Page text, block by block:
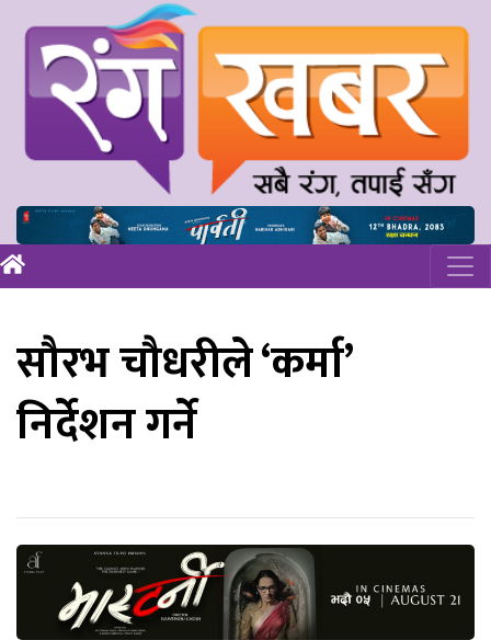
सौरभ चौधरीले ‘कर्मा’
निर्देशन गर्ने